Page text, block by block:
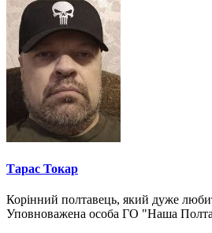
Тарас Токар
Корінний полтавець, який дуже
Уповноважена особа ГО "Наша